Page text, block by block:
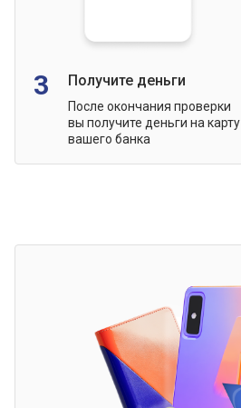
3 Получите деньги
После окончания проверки
вы получите деньги на карту
вашего банка